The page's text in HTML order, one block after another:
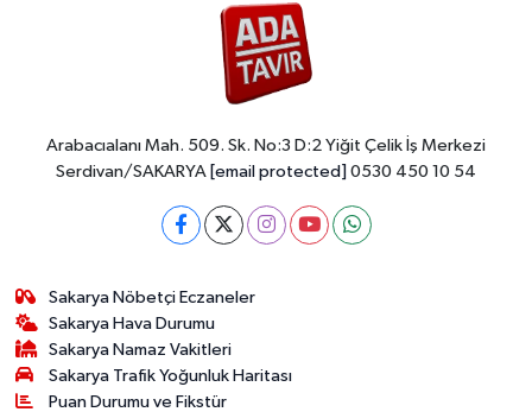
Arabacıalanı Mah. 509. Sk. No:3 D:2 Yiğit Çelik İş Merkezi
Serdivan/SAKARYA [email protected] 0530 450 10 54
Sakarya Nöbetçi Eczaneler
Sakarya Hava Durumu
Sakarya Namaz Vakitleri
Sakarya Trafik Yoğunluk Haritası
Puan Durumu ve Fikstür